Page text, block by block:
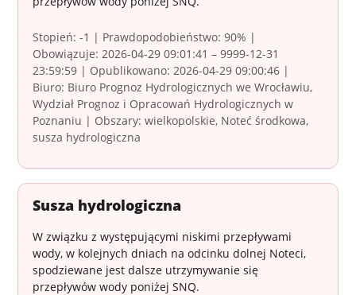
Stopień: -1 | Prawdopodobieństwo: 90% |
Obowiązuje: 2026-04-29 09:01:41 – 9999-12-31
23:59:59 | Opublikowano: 2026-04-29 09:00:46 |
Biuro: Biuro Prognoz Hydrologicznych we Wrocławiu,
Wydział Prognoz i Opracowań Hydrologicznych w
Poznaniu | Obszary: wielkopolskie, Noteć środkowa,
susza hydrologiczna
Susza hydrologiczna
W związku z występującymi niskimi przepływami
wody, w kolejnych dniach na odcinku dolnej Noteci,
spodziewane jest dalsze utrzymywanie się
przepływów wody poniżej SNQ.